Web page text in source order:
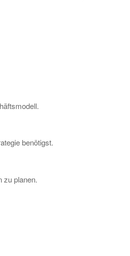
benötigst.
zu planen.